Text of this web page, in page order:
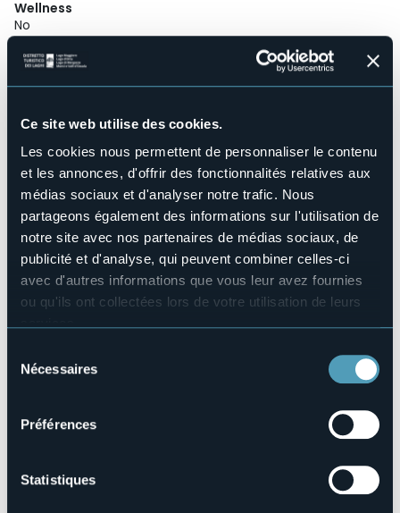
Ce site web utilise des cookies.
Les cookies nous permettent de personnaliser le contenu
et les annonces, d'offrir des fonctionnalités relatives aux
médias sociaux et d'analyser notre trafic. Nous
partageons également des informations sur l'utilisation de
notre site avec nos partenaires de médias sociaux, de
publicité et d'analyse, qui peuvent combiner celles-ci
avec d'autres informations que vous leur avez fournies
ou qu'ils ont collectées lors de votre utilisation de leurs
manière de les gérer et de les supprimer,
cliquez ici
Nécessaires
Préférences
Statistiques
Wellness
No
Salles de conférences
Sì
Piscine
Animaux acceptés
Sì
Nombres de chambres
13
Nombres de lits
25
E-mail
info@hotelristorantesancarlo.it
Site Internet
+39 0322 45315